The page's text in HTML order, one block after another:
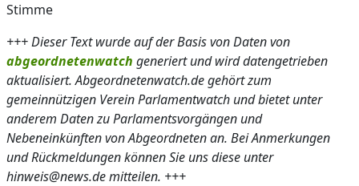
Stimme
+++ Dieser Text wurde auf der Basis von Daten von
abgeordnetenwatch generiert und wird datengetrieben
aktualisiert. Abgeordnetenwatch.de gehört zum
gemeinnützigen Verein Parlamentwatch und bietet unter
anderem Daten zu Parlamentsvorgängen und
Nebeneinkünften von Abgeordneten an. Bei Anmerkungen
und Rückmeldungen können Sie uns diese unter
hinweis@news.de mitteilen. +++